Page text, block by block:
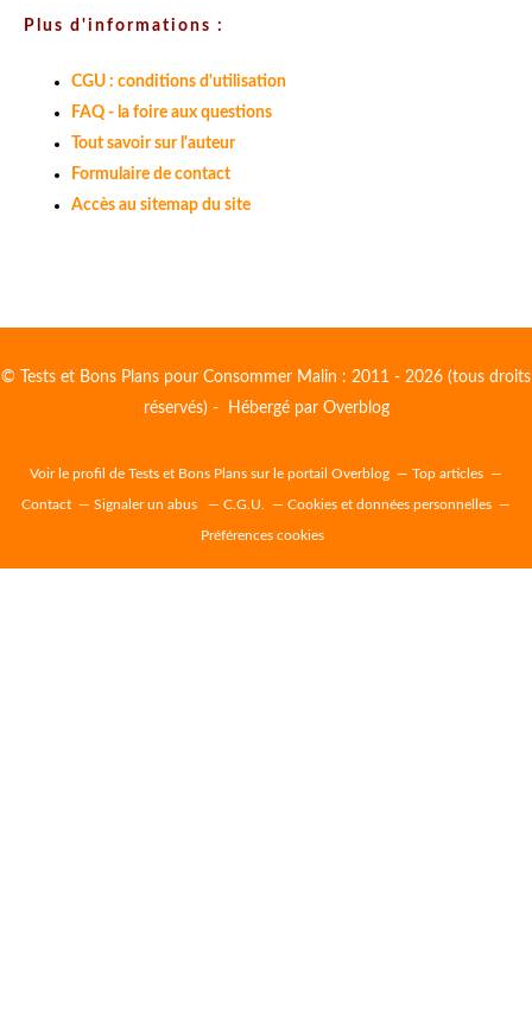
Plus d'informations :
CGU : conditions d'utilisation
FAQ - la foire aux questions
Tout savoir sur l'auteur
Formulaire de contact
Accès au sitemap du site
© Tests et Bons Plans pour Consommer Malin : 2011 - 2026 (tous droits
réservés) - Hébergé par Overblog
Voir le profil de Tests et Bons Plans sur le portail Overblog Top articles
Contact Signaler un abus C.G.U. Cookies et données personnelles
Préférences cookies